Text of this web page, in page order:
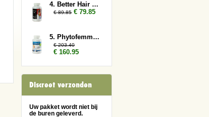
4. Better Hair Man 3x
€ 89.85 € 79.85
5. Phytofemme 12x
€ 203.40
€ 160.95
Discreet verzonden
Uw pakket wordt niet bij
de buren geleverd.